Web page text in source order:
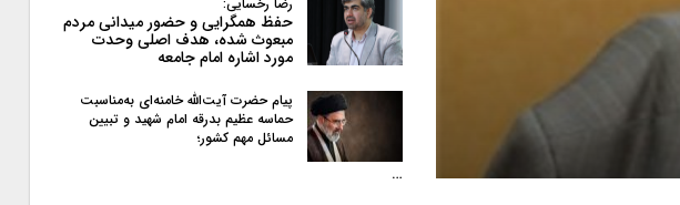
حفظ همگرایی و حضور میدانی مردم
مبعوث شده، هدف اصلی وحدت
مورد اشاره امام جامعه
پیام حضرت آیت‌الله خامنه‌ای به‌مناسبت
حماسه عظیم بدرقه امام شهید و تبیین
مسائل مهم کشور؛
…